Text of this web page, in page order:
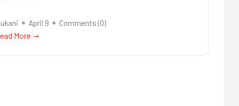
April 9 Comments (0)
More